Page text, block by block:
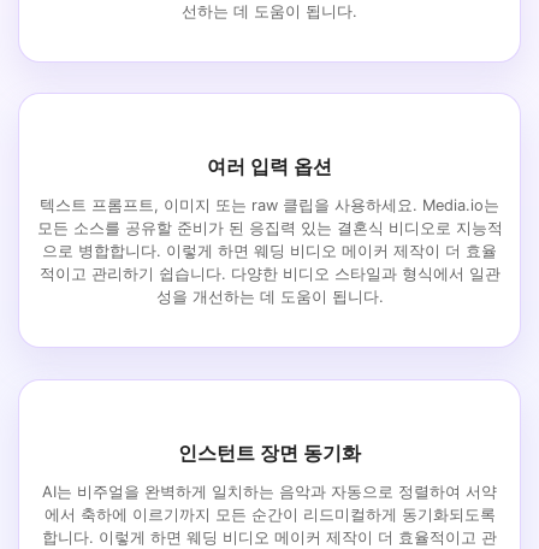
선하는 데 도움이 됩니다.
여러 입력 옵션
텍스트 프롬프트, 이미지 또는 raw 클립을 사용하세요. Media.io는
모든 소스를 공유할 준비가 된 응집력 있는 결혼식 비디오로 지능적
으로 병합합니다. 이렇게 하면 웨딩 비디오 메이커 제작이 더 효율
적이고 관리하기 쉽습니다. 다양한 비디오 스타일과 형식에서 일관
성을 개선하는 데 도움이 됩니다.
인스턴트 장면 동기화
AI는 비주얼을 완벽하게 일치하는 음악과 자동으로 정렬하여 서약
에서 축하에 이르기까지 모든 순간이 리드미컬하게 동기화되도록
합니다. 이렇게 하면 웨딩 비디오 메이커 제작이 더 효율적이고 관